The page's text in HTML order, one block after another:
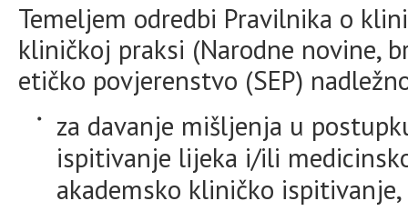
Temeljem odredbi Pravilnika o
kliničkoj praksi (Narodne novine,
etičko povjerenstvo (SEP)
za davanje mišljenja u
ispitivanje lijeka i/ili
akademsko kliničko ispitivanje,